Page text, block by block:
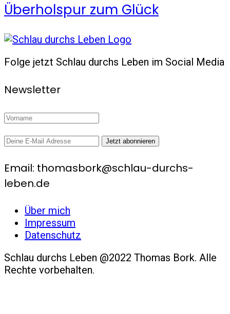
Überholspur zum Glück
Folge jetzt Schlau durchs Leben im Social Media
Newsletter
Email: thomasbork@schlau-durchs-
leben.de
Über mich
Impressum
Datenschutz
Schlau durchs Leben @2022 Thomas Bork. Alle
Rechte vorbehalten.